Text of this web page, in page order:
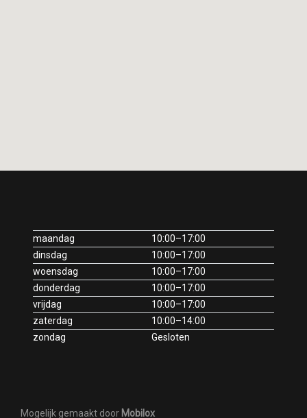
maandag
10:00–17:00
dinsdag
10:00–17:00
woensdag
10:00–17:00
donderdag
10:00–17:00
vrijdag
10:00–17:00
zaterdag
10:00–14:00
zondag
Gesloten
Mogelijk gemaakt door Mobilox